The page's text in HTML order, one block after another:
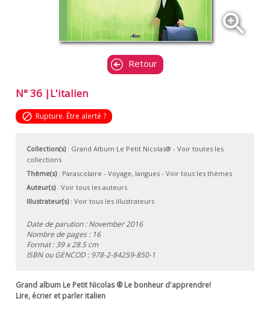
zoom_in
Retour
N° 36 |L'italien
block Rupture. Être alerté ?
Collection(s): Grand Album Le Petit Nicolas® - Voir toutes les
collections
Thème(s): Parascolaire - Voyage, langues- Voir tous les thèmes
Auteur(s): Voir tous les auteurs
Illustrateur(s): Voir tous les illustrateurs
Date de parution : November 2016
Nombre de pages : 16
Format : 39 x 28.5 cm
ISBN ou GENCOD :978-2-84259-850-1
Grand album Le Petit Nicolas ® Le bonheur d'apprendre!
Lire, écrier et parler italien